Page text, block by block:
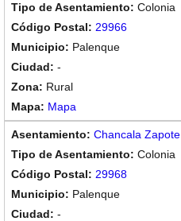
Colonia
29966
Palenque
-
Rural
Mapa
Chancala Zapote
Colonia
29968
Palenque
-